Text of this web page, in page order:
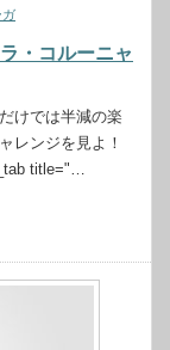
ガ
・コルーニャ
けでは半減の楽
レンジを見よ！
title="…